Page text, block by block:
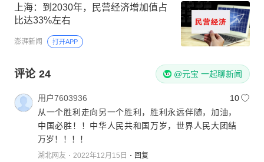
上海：到2030年，民营经济增加值占
比达33%左右
澎湃新闻 打开APP
评论 24 @元宝 一起聊新闻
用户7603936
10
从一个胜利走向另一个胜利，胜利永远伴随，加油，
中国必胜！！中华人民共和国万岁，世界人民大团结
万岁！！！！
湖北网友 2022年12月15日 回复